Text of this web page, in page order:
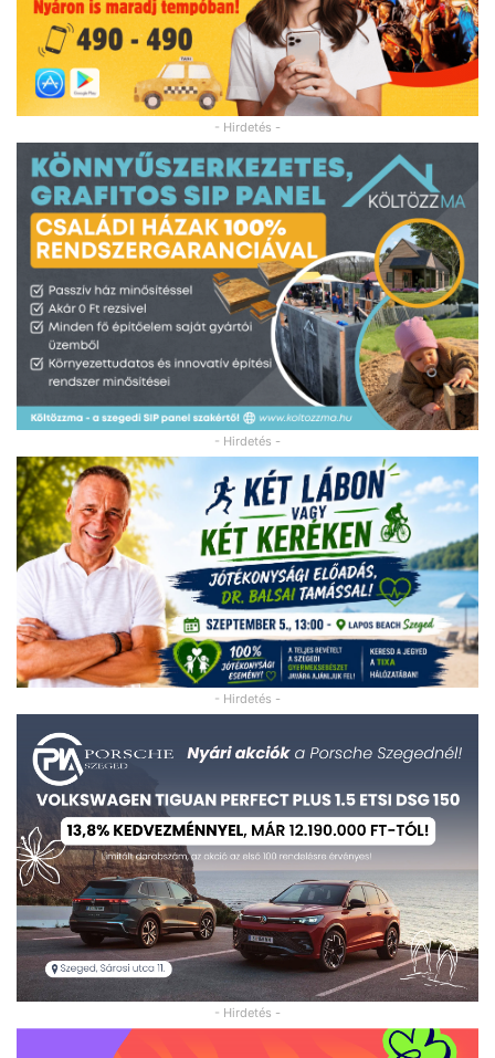
- Hirdetés -
- Hirdetés -
- Hirdetés -
- Hirdetés -